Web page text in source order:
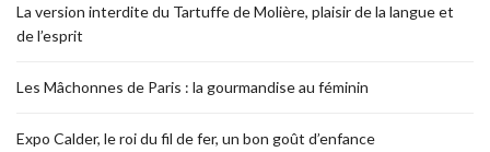
La version interdite du Tartuffe de Molière, plaisir de la langue et
de l’esprit
Les Mâchonnes de Paris : la gourmandise au féminin
Expo Calder, le roi du fil de fer, un bon goût d’enfance